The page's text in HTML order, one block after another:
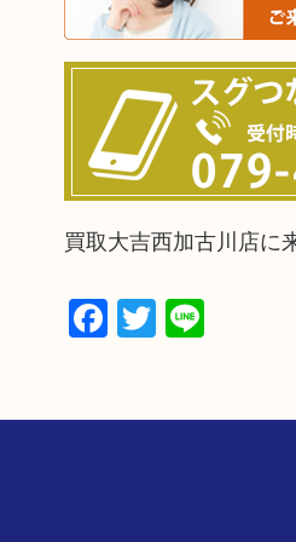
買取大吉西加古川店に
Facebook
Twitter
Line